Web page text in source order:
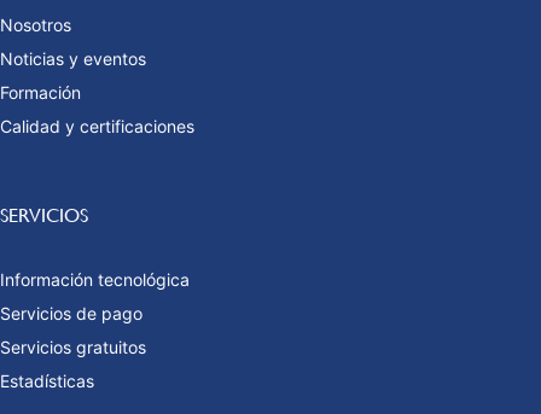
Nosotros
Noticias y eventos
Formación
Calidad y certificaciones
SERVICIOS
Información tecnológica
Servicios de pago
Servicios gratuitos
Estadísticas